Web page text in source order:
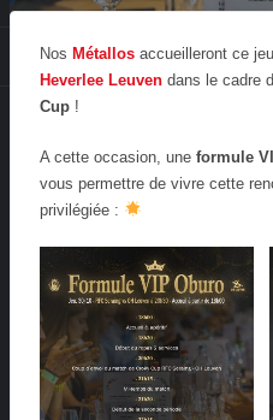
Nos Métallos accueilleront ce
Heverlee Leuven dans le cadre
Cup !
A cette occasion, une formule
vous permettre de vivre cette
privilégiée :